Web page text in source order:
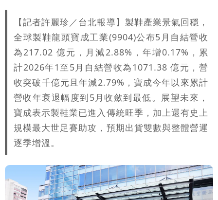
【記者許麗珍／台北報導】製鞋產業景氣回穩，
全球製鞋龍頭寶成工業(9904)公布5月自結營收
為217.02 億元，月減2.88%，年增0.17%，累
計2026年1至5月自結營收為1071.38 億元，營
收突破千億元且年減2.79%，寶成今年以來累計
營收年衰退幅度到5月收斂到最低。展望未來，
寶成表示製鞋業已進入傳統旺季，加上還有史上
規模最大世足賽助攻，預期出貨雙數與整體營運
逐季增溫。